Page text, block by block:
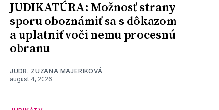
JUDIKATÚRA: Možnosť strany
sporu oboznámiť sa s dôkazom
a uplatniť voči nemu procesnú
obranu
JUDR. ZUZANA MAJERIKOVÁ
august 4, 2026